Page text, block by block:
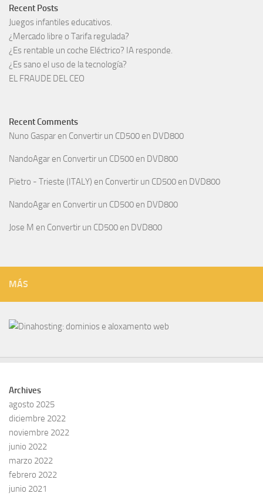
Recent Posts
Juegos infantiles educativos.
¿Mercado libre o Tarifa regulada?
¿Es rentable un coche Eléctrico? IA responde.
¿Es sano el uso de la tecnología?
EL FRAUDE DEL CEO
Recent Comments
Nuno Gaspar en Convertir un CD500 en DVD800
NandoAgar en Convertir un CD500 en DVD800
Pietro - Trieste (ITALY) en Convertir un CD500 en DVD800
NandoAgar en Convertir un CD500 en DVD800
Jose M en Convertir un CD500 en DVD800
MÁS
Archives
agosto 2025
diciembre 2022
noviembre 2022
junio 2022
marzo 2022
febrero 2022
junio 2021